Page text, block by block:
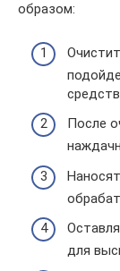
образом:
После
для